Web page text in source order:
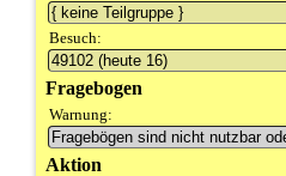
Besuch:
Fragebogen
Warnung:
Aktion